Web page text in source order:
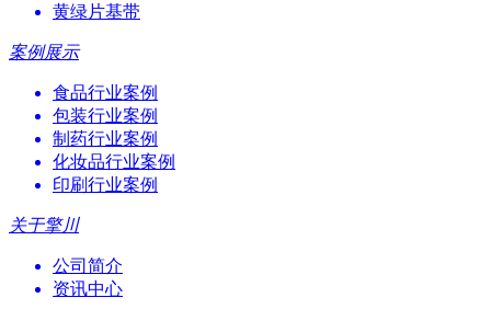
黄绿片基带
案例展示
食品行业案例
包装行业案例
制药行业案例
化妆品行业案例
印刷行业案例
关于擎川
公司简介
资讯中心